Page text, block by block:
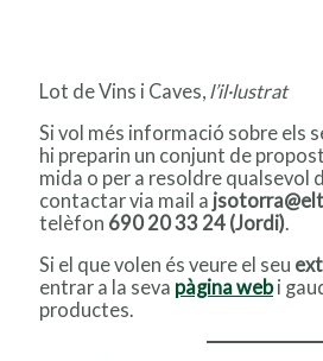
Lot de Vins i Caves, l’il·lustrat
Si vol més informació sobre els
hi preparin un conjunt de
mida o per a resoldre qualsevol
contactar via mail a
telèfon 690 20 33 24 (Jordi).
Si el que volen és veure el seu
entrar a la seva pàgina web i
productes.